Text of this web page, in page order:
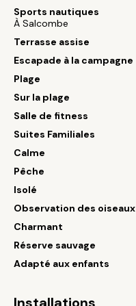
Sports nautiques
À Salcombe
Terrasse assise
Escapade à la campagne
Plage
Sur la plage
Salle de fitness
Suites Familiales
Calme
Pêche
Isolé
Observation des oiseaux
Charmant
Réserve sauvage
Adapté aux enfants